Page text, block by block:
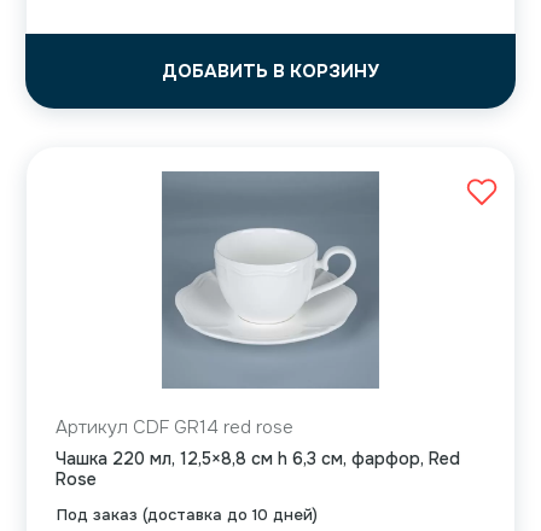
ДОБАВИТЬ В КОРЗИНУ
Под заказ (доставка до 10 дней)
Артикул CDF GR14 red rose
Чашка 220 мл, 12,5×8,8 см h 6,3 см, фарфор, Red
Rose